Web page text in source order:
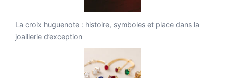
La croix huguenote : histoire, symboles et place dans la
joaillerie d’exception